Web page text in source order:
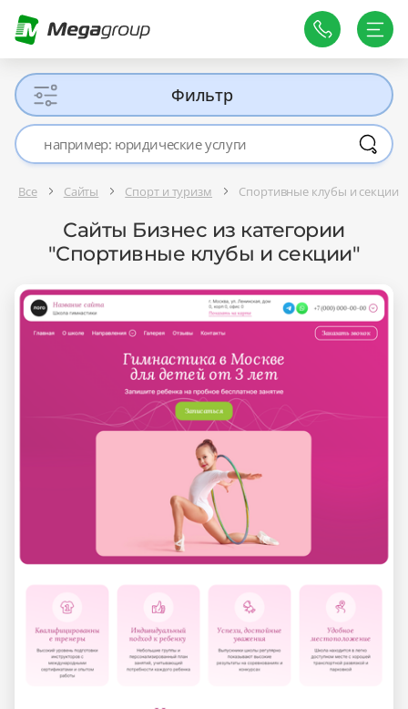
Фильтр
Все Сайты Спорт и туризм Спортивные клубы и секции
Сайты Бизнес из категории
"Спортивные клубы и секции"